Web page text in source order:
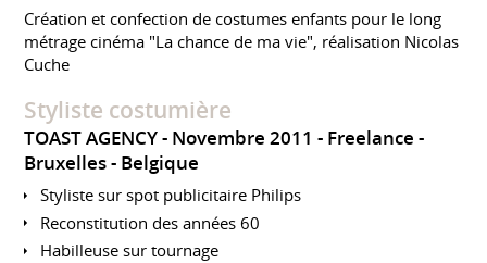
Création et confection de costumes enfants pour le long
métrage cinéma "La chance de ma vie", réalisation Nicolas
Cuche
Styliste costumière
TOAST AGENCY Novembre 2011 Freelance
Bruxelles
Belgique
Styliste sur spot publicitaire Philips
Reconstitution des années 60
Habilleuse sur tournage